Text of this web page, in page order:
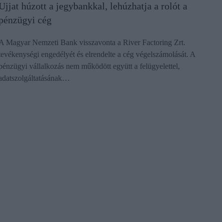
húzott a jegybankkal, lehúzhatja a rolót a
cég
A Magyar Nemzeti Bank visszavonta a River Factoring Zrt.
engedélyét és elrendelte a cég végelszámolását. A
vállalkozás nem működött együtt a felügyelettel,